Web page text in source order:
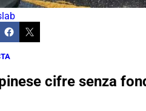
cifre senza